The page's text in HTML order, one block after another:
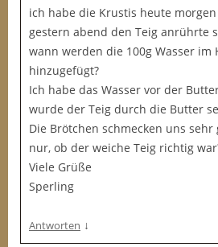
ich habe die Krustis heute
gestern abend den Teig anrührte
wann werden die 100g Wasser im
hinzugefügt?
Ich habe das Wasser vor der
wurde der Teig durch die Butter
Die Brötchen schmecken uns
nur, ob der weiche Teig richtig
Viele Grüße
Sperling
Antworten ↓